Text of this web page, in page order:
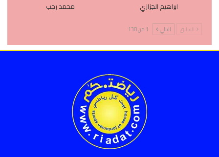
ابراهيم الجزازي محمد رجب
السابق التالي 1 من 138